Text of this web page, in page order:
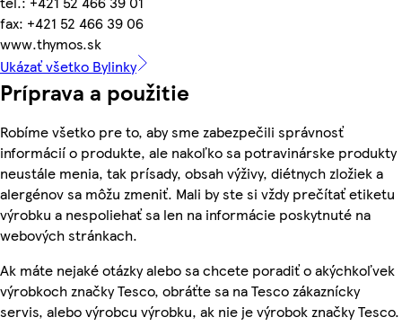
fax: +421 52 466 39 06
www.thymos.sk
Ukázať všetko Bylinky
Príprava a použitie
Robíme všetko pre to, aby sme zabezpečili správnosť
informácií o produkte, ale nakoľko sa potravinárske produkty
neustále menia, tak prísady, obsah výživy, diétnych zložiek a
alergénov sa môžu zmeniť. Mali by ste si vždy prečítať etiketu
výrobku a nespoliehať sa len na informácie poskytnuté na
webových stránkach.
Ak máte nejaké otázky alebo sa chcete poradiť o akýchkoľvek
výrobkoch značky Tesco, obráťte sa na Tesco zákaznícky
servis, alebo výrobcu výrobku, ak nie je výrobok značky Tesco.